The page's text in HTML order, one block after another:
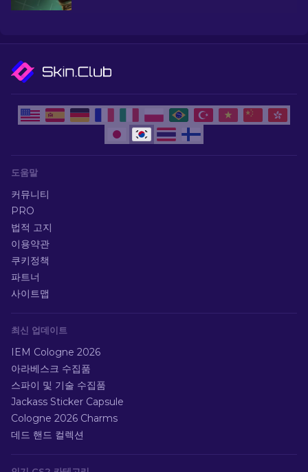
도움말
커뮤니티
PRO
법적 고지
이용약관
쿠키정책
파트너
사이트맵
최신 업데이트
IEM Cologne 2026
아라베스크 수집품
스파이 및 기술 수집품
Jackass Sticker Capsule
Cologne 2026 Charms
데드 핸드 컬렉션